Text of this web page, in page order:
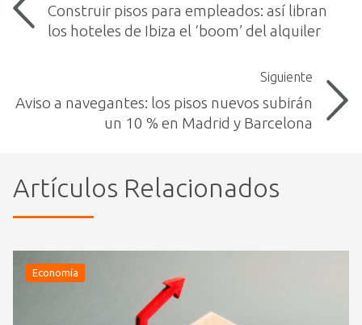
Construir pisos para empleados: así libran
los hoteles de Ibiza el ‘boom’ del alquiler
Siguiente
Aviso a navegantes: los pisos nuevos subirán
un 10 % en Madrid y Barcelona
Artículos Relacionados
Economía